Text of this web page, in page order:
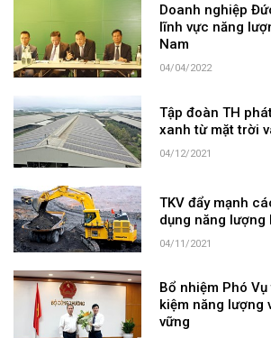
Doanh nghiệp
lĩnh vực năng
Nam
04/04/2022
Tập đoàn TH
xanh từ mặt trời
04/12/2021
TKV đẩy mạnh
dụng năng lượng
04/11/2021
Bổ nhiệm Phó
kiệm năng lượng
vững